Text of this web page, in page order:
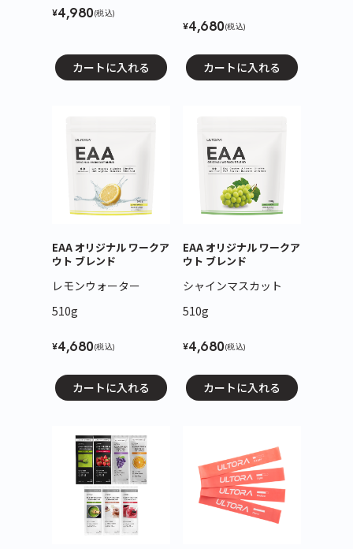
¥4,980(税込)
カートに入れる
¥4,680(税込)
カートに入れる
EAA オリジナル ワークア
ウト ブレンド
レモンウォーター
510g
¥4,680(税込)
カートに入れる
EAA オリジナル ワークア
ウト ブレンド
シャインマスカット
510g
¥4,680(税込)
カートに入れる